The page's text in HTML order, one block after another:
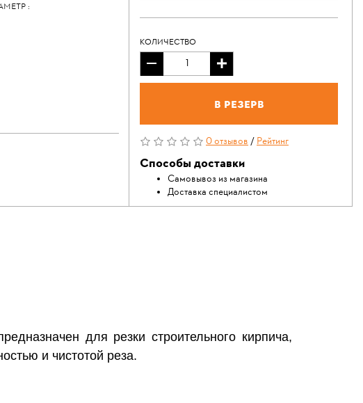
:
КОЛИЧЕСТВО
В резерв
0 отзывов/Рейтинг
Способы доставки
Самовывоз из магазина
Доставка специалистом
для резки строительного кирпича,
и чистотой реза.